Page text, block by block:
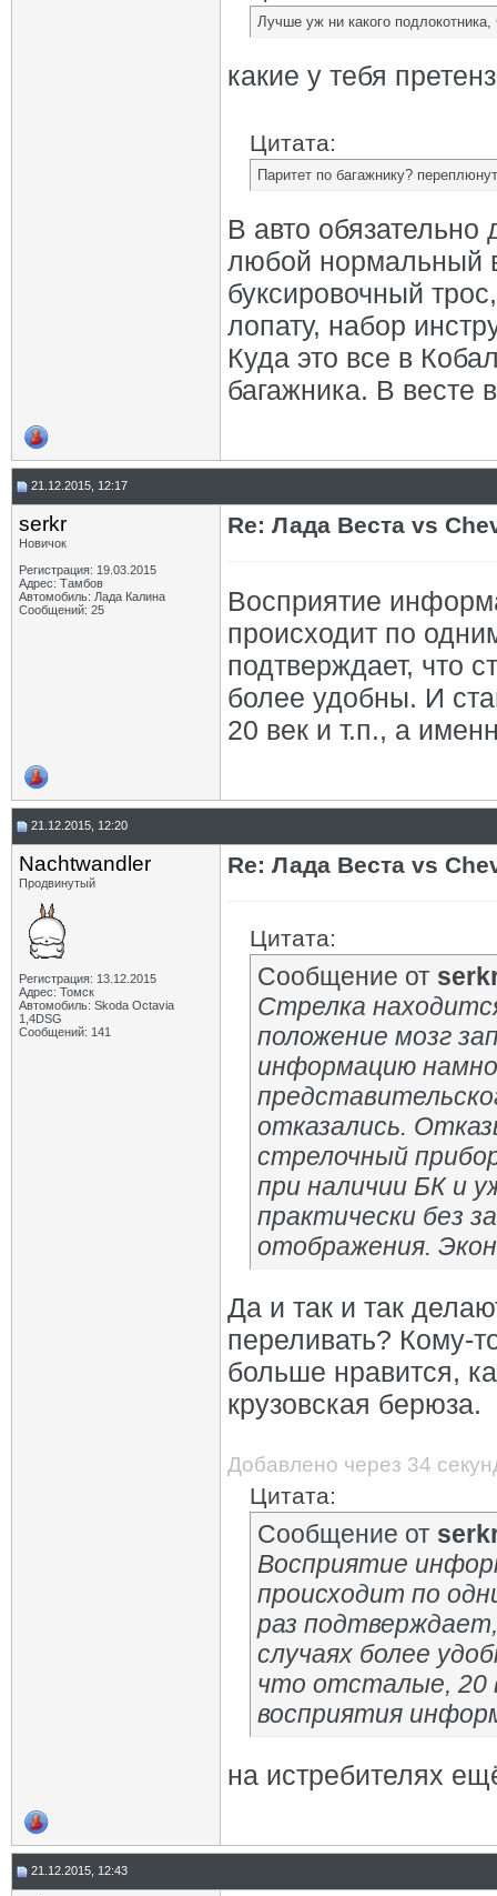
Лучше уж ни какого подлокотника,
какие у тебя
Цитата:
Паритет по багажнику?
В авто
любой нормальный
буксировочный
лопату, набор
Куда это все в
багажника. В весте
21.12.2015, 12:17
serkr
Новичок
Регистрация: 19.03.2015
Адрес: Тамбов
Автомобиль: Лада Калина
Сообщений: 25
Re: Лада Веста vs
Восприятие
происходит по
подтверждает, что
более удобны. И
20 век и т.п., а
21.12.2015, 12:20
Nachtwandler
Продвинутый
Регистрация: 13.12.2015
Адрес: Томск
Автомобиль: Skoda Octavia
1,4DSG
Сообщений: 141
Re: Лада Веста vs
Цитата:
Сообщение от
Стрелка
положение мозг
информацию
отказались.
стрелочный
при наличии БК и
практически без
отображения.
Да и так и так
переливать? Кому-
больше нравится,
крузовская берюза.
Добавлено через 34
Цитата:
Сообщение от
Восприятие
происходит по
раз
случаях более
что отсталые, 20
восприятия
на истребителях
21.12.2015, 12:43